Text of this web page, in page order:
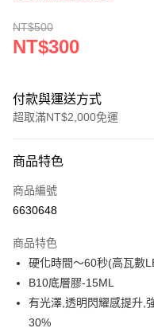
NT$500
NT$300
付款與運送方式
超取滿NT$2,000免運
信用卡一次付款
超商取貨付款
悠遊付
ATM付款
商品特色
商品編號
6630648
商品特色
硬化時間〜60秒(高瓦數
B10底層膠-15ML
有光澤,透明閃耀感提升,
30%